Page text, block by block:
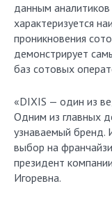
данным
характеризуется
проникновения
демонстрирует
баз сотовых
«DIXIS — один из
Одним из главных
узнаваемый бренд.
выбор на
президент
Игоревна.